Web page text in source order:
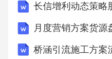
2.乙方违反保密义务或
方支付违约金，违约金
3.因一方违约给对方造
月度营销方案货源
桥涵引流施工方案